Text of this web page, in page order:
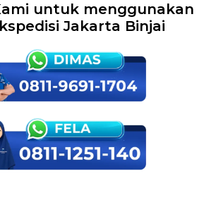
untuk menggunakan
Jakarta Binjai